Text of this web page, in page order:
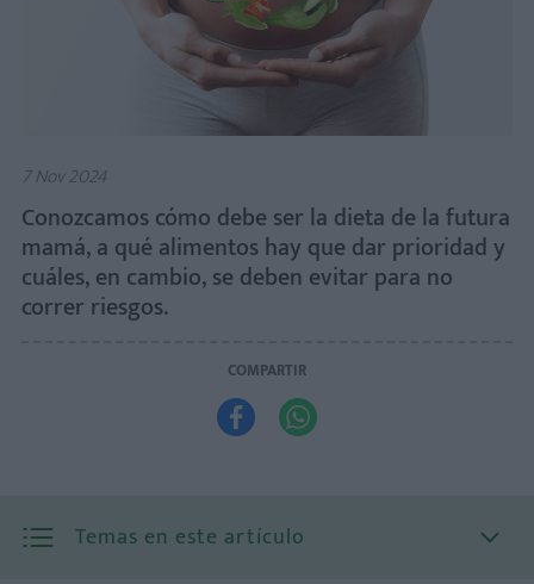
7 Nov 2024
Conozcamos cómo debe ser la dieta de la futura
mamá, a qué alimentos hay que dar prioridad y
cuáles, en cambio, se deben evitar para no
correr riesgos.
COMPARTIR
 
Temas en este artículo